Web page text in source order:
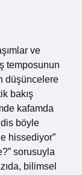
ve
temposunun
düşüncelere
bakış
kafamda
böyle
hissediyor”
sorusuyla
bilimsel